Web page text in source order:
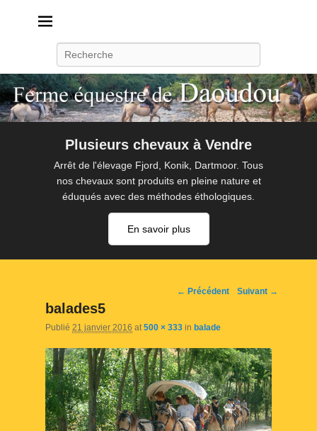
Plusieurs chevaux à Vendre
Arrêt de l'élevage Fjord, Konik, Dartmoor. Tous
nos chevaux sont produits en pleine nature et
éduqués avec des méthodes éthologiques.
En savoir plus
Navigation
← Précédent Suivant →
balades5
Publié 21 janvier 2016 at 500 × 333 in balade